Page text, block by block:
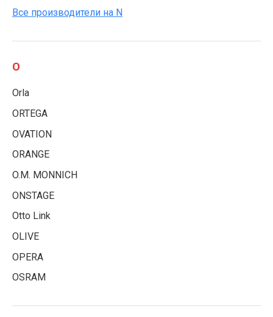
Все производители на N
O
Orla
ORTEGA
OVATION
ORANGE
O.M. MONNICH
ONSTAGE
Otto Link
OLIVE
OPERA
OSRAM